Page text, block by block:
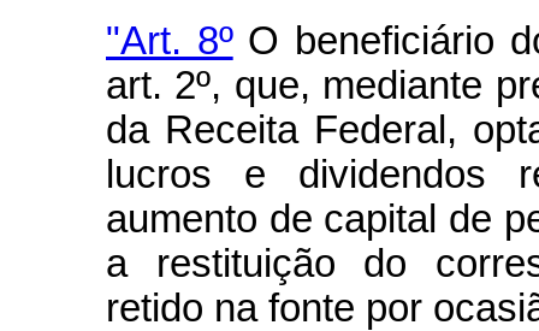
"Art. 8ºO beneficiário
art. 2º, que, mediante
da Receita Federal,
lucros e dividendos
aumento de capital de
a restituição do
retido na fonte por